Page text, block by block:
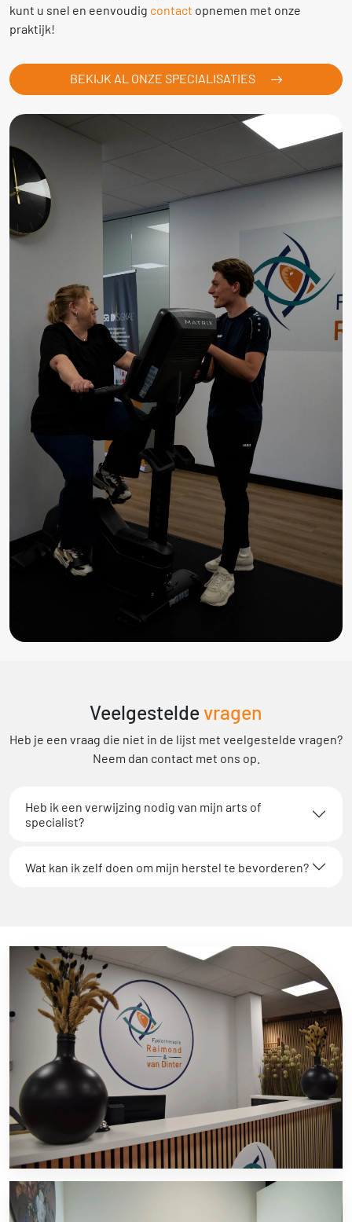
kunt u snel en eenvoudig contact opnemen met onze
praktijk!
BEKIJK AL ONZE SPECIALISATIES
Veelgestelde vragen
Heb je een vraag die niet in de lijst met veelgestelde vragen?
Neem dan contact met ons op.
Heb ik een verwijzing nodig van mijn arts of
specialist?
Wat kan ik zelf doen om mijn herstel te bevorderen?